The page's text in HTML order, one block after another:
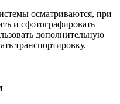
осматриваются, при
и сфотографировать
дополнительную
транспортировку.